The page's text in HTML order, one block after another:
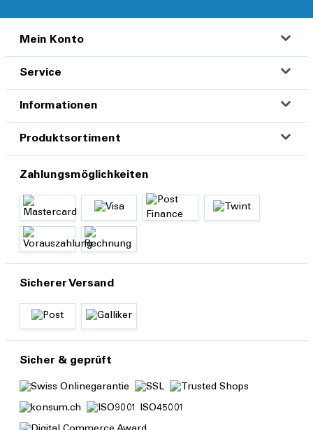
Mein Konto
Service
Informationen
Produktsortiment
Zahlungsmöglichkeiten
Sicherer Versand
Sicher & geprüft